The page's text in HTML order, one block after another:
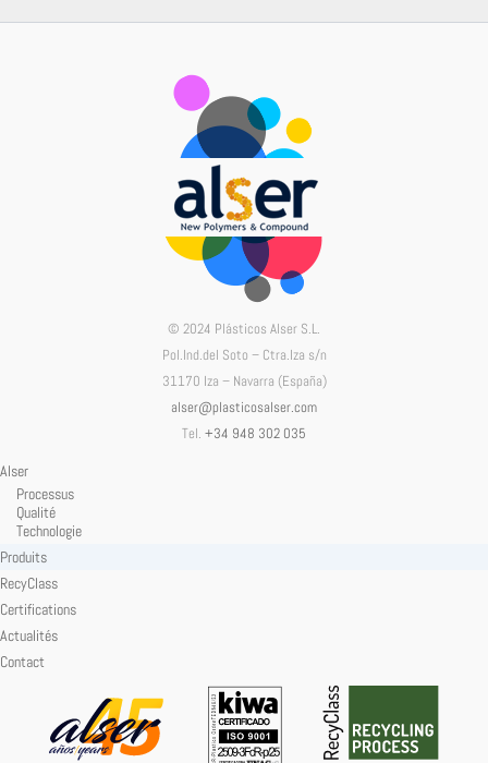
© 2024 Plásticos Alser S.L.
Pol.Ind.del Soto – Ctra.Iza s/n
31170 Iza – Navarra (España)
alser@plasticosalser.com
Tel. +34 948 302 035
Alser
Processus
Qualité
Technologie
Produits
RecyClass
Certifications
Actualités
Contact